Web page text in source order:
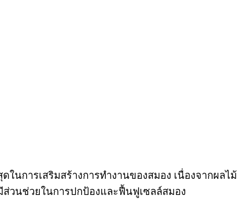
นการเสริมสร้างการทำงานของสมอง เนื่องจากผลไม้
ส่วนช่วยในการปกป้องและฟื้นฟูเซลล์สมอง